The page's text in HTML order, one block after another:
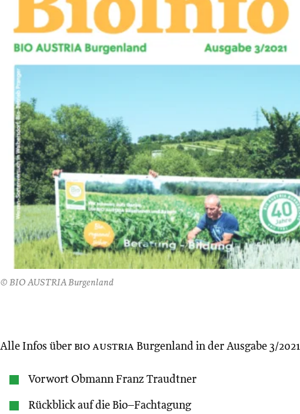
© BIO AUSTRIA Burgenland
Alle Infos über bio austria Burgenland in der Ausgabe 3/2021
Vorwort Obmann Franz Traudtner
Rückblick auf die Bio–Fachtagung